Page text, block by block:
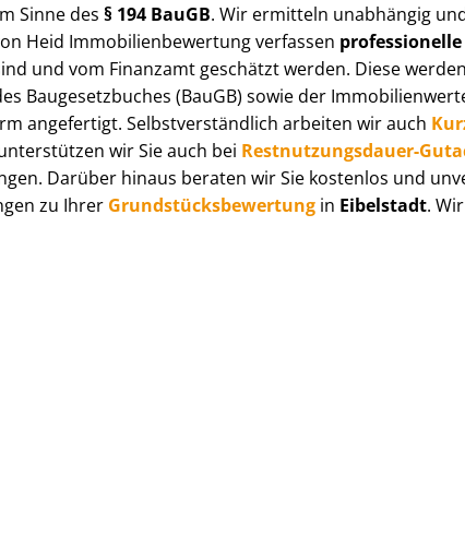
Sinne des§ 194 BauGB. Wir ermitteln unabhängig
Heid Im­mo­bi­li­en­be­wer­tung verfassen
und vom Finanzamt geschätzt werden. Diese
Baugesetzbuches (BauGB) sowie der
angefertigt. Selbst­ver­ständ­lich arbeiten wir auch
wir Sie auch bei Rest­nut­zungs­dau­er-
Darüber hinaus beraten wir Sie kostenlos und
zu Ihrer Grund­stücks­be­wer­tung in Eibelstadt.